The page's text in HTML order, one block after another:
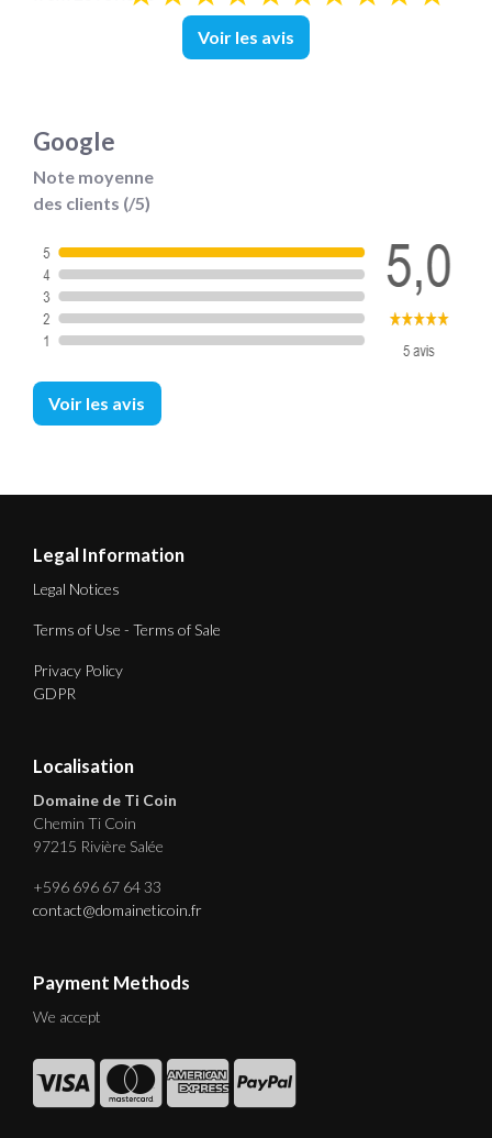
Voir les avis
Google
Note moyenne
des clients (/5)
Voir les avis
Legal Information
Legal Notices
Terms of Use - Terms of Sale
Privacy Policy
GDPR
Localisation
Domaine de Ti Coin
Chemin Ti Coin
97215 Rivière Salée
+596 696 67 64 33
contact@domaineticoin.fr
Payment Methods
We accept